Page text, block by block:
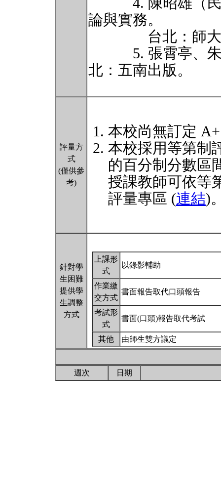
論與實務。
台北：師大書
5. 張霄亭、朱則
北：五南出版。
評量方
式
(僅供參
考)
本校尚無訂定
本校採用等第制
的百分制分數區
授課教師可依等
評量專區 (連結)
針對學
生困難
提供學
生調整
方式
上課形
式
以錄影輔助
作業繳
交方式
書面報告取代口頭報告
考試形
式
書面(口頭)報告取代考試
其他 由師生雙方議定
週次 日期